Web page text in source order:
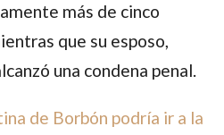
más de cinco
que su esposo,
una condena penal.
de Borbón podría ir a la